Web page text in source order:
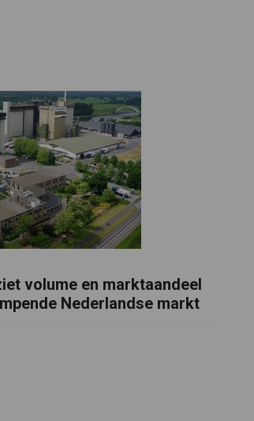
volume en marktaandeel
Nederlandse markt